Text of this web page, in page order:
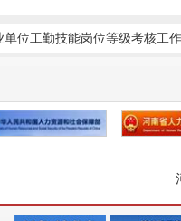
单位工勤技能岗位等级考核工